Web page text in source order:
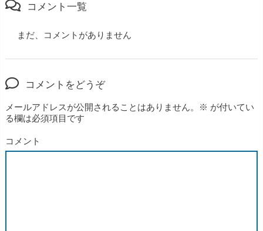
コメント一覧
まだ、コメントがありません
コメントをどうぞ
メールアドレスが公開されることはありません。 ※ が付いてい
る欄は必須項目です
コメント